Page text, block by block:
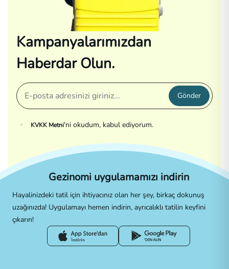
Kampanyalarımızdan
Haberdar Olun.
Gönder
KVKK Metni'ni okudum, kabul ediyorum.
Gezinomi uygulamamızı indirin
Hayalinizdeki tatil için ihtiyacınız olan her şey, birkaç dokunuş
uzağınızda! Uygulamayı hemen indirin, ayrıcalıklı tatilin keyfini
çıkarın!